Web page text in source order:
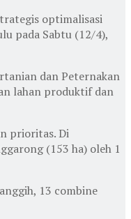
optimalisasi
pada Sabtu (12/4),
dan Peternakan
lahan produktif dan
prioritas. Di
(153 ha) oleh 1
13 combine